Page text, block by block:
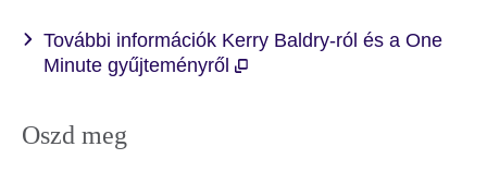
További információk Kerry Baldry-ról és a One
Minute gyűjteményről
Oszd meg